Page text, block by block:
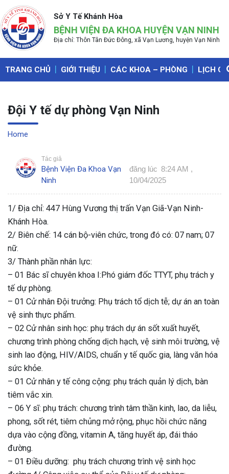
Sở Y Tế Khánh Hòa
BỆNH VIỆN ĐA KHOA HUYỆN VẠN NINH
Địa chỉ: Thôn Tân Đức Đông, xã Vạn Lương, huyện Vạn Ninh
TRANG CHỦ GIỚI THIỆU CÁC KHOA – PHÒNG LỊCH
Đội Y tế dự phòng Vạn Ninh
Home
Tác giả
Bệnh Viện Đa Khoa Vạn
Ninh
đăng lúc 8:24 AM ,
10/04/2025
1/ Địa chỉ: 447 Hùng Vương thị trấn Vạn Giã-Vạn Ninh-
Khánh Hòa.
2/ Biên chế: 14 cán bộ-viên chức, trong đó có: 07 nam; 07
nữ.
3/ Thành phần nhân lực:
– 01 Bác sĩ chuyên khoa I:Phó giám đốc TTYT, phụ trách y
tế dự phòng.
– 01 Cử nhân Đội trưởng: Phụ trách tổ dịch tễ; dự án an toàn
vệ sinh thực phẩm.
– 02 Cử nhân sinh học: phụ trách dự án sốt xuất huyết,
chương trình phòng chống dịch hạch, vệ sinh môi trường, vệ
sinh lao động, HIV/AIDS, chuẩn y tế quốc gia, làng văn hóa
sức khỏe.
– 01 Cử nhân y tế công cộng: phụ trách quản lý dịch, bàn
tiêm vắc xin.
– 06 Y sĩ: phụ trách: chương trình tâm thần kinh, lao, da liễu,
phong, sốt rét, tiêm chủng mở rộng, phục hồi chức năng
dựa vào cộng đồng, vitamin A, tăng huyết áp, đái tháo
đường.
– 01 Điều dưỡng: phụ trách chương trình vệ sinh học